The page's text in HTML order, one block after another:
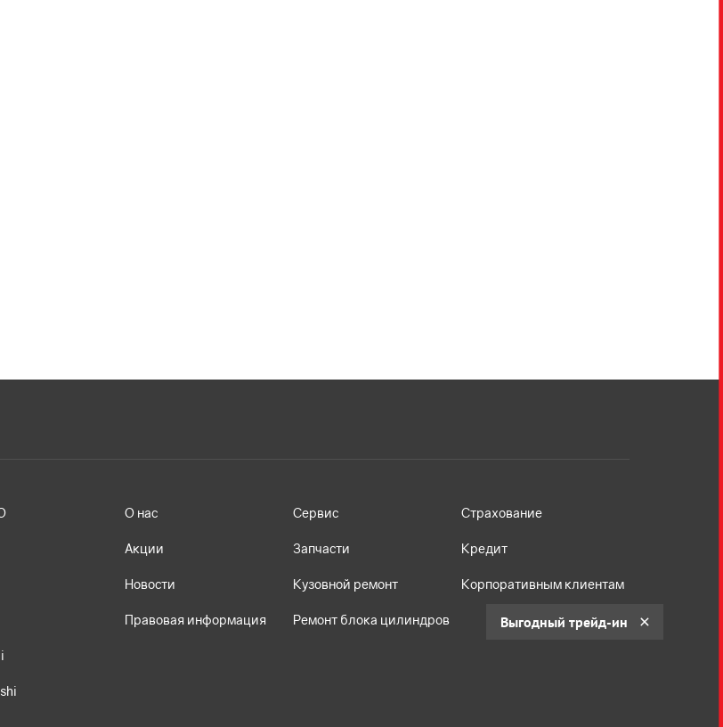
О нас
Акции
Новости
Правовая информация
Сервис
Запчасти
Кузовной ремонт
Ремонт блока цилиндров
Страхование
Кредит
Корпоративным клиентам
Выгодный трейд-ин